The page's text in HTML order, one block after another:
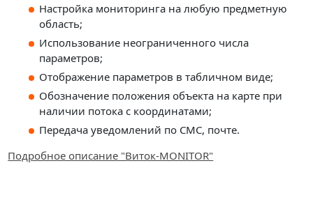
Настройка мониторинга на любую предметную
область;
Использование неограниченного числа
параметров;
Отображение параметров в табличном виде;
Обозначение положения объекта на карте при
наличии потока с координатами;
Передача уведомлений по СМС, почте.
Подробное описание "Виток-MONITOR"